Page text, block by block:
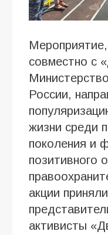
совместно с
России,
жизни среди
поколения и
позитивного
акции
активисты